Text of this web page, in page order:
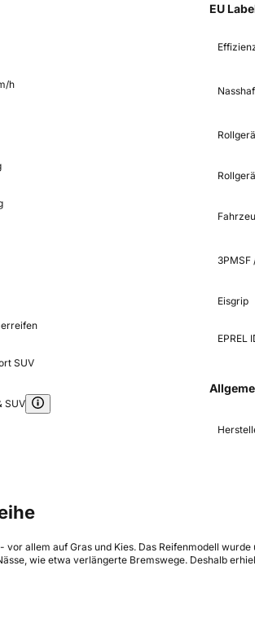
h
SUV
SUV
EU
3PMSF
Eisgrip
EPREL
allem auf Gras und Kies. Das Reifenmodell
wie etwa verlängerte Bremswege. Deshalb